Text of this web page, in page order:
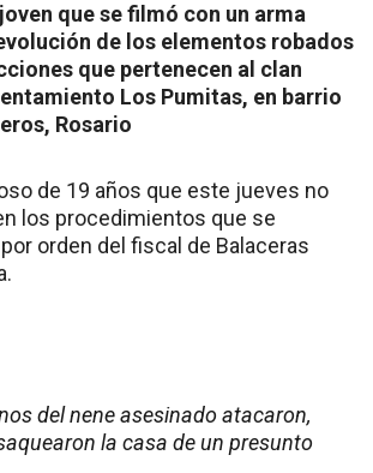
que se filmó con un arma
de los elementos robados
que pertenecen al clan
Los Pumitas, en barrio
Rosario
de 19 años que este jueves no
los procedimientos que se
por orden del fiscal de Balaceras
del nene asesinado atacaron,
la casa de un presunto